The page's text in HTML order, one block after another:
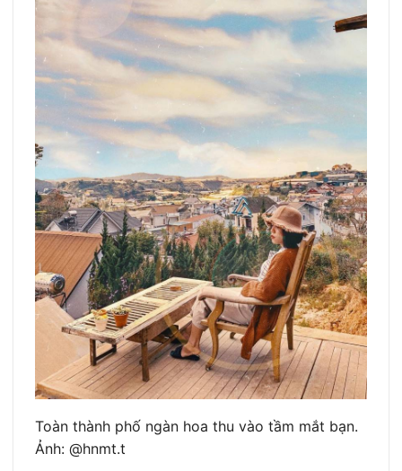
Toàn thành phố ngàn hoa thu vào tầm mắt bạn.
Ảnh: @hnmt.t